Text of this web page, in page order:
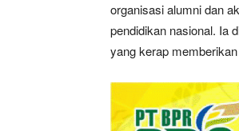
organisasi alumni dan
pendidikan nasional. Ia
yang kerap